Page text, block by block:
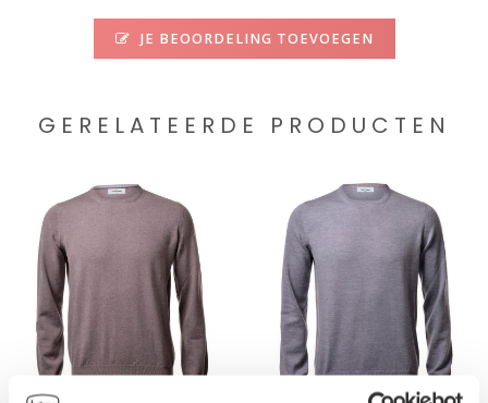
JE BEOORDELING TOEVOEGEN
GERELATEERDE PRODUCTEN